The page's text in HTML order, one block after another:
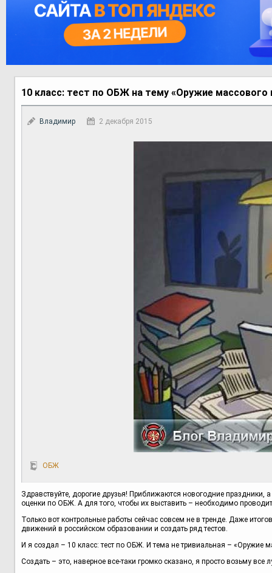
10 класс: тест по ОБЖ на тему «Оружие массового
Владимир 2 декабря 2015
ОБЖ
Здравствуйте, дорогие друзья! Приближаются новогодние праздники,
оценки по ОБЖ. А для того, чтобы их выставить – необходимо
Только вот контрольные работы сейчас совсем не в тренде. Даже
движений в российском образовании и создать ряд тестов.
И я создал – 10 класс: тест по ОБЖ. И тема не тривиальная – «Оружие
Создать – это, наверное все-таки громко сказано, я просто возьму